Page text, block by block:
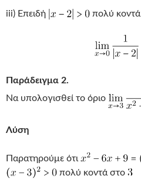
iii) Επειδή πολύ
Παράδειγμα 2.
Να υπολογισθεί το όριο
Λύση
Παρατηρούμε ότι
πολύ κοντά στο